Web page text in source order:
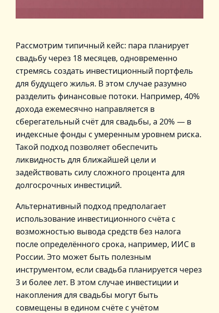
Рассмотрим типичный кейс: пара планирует
свадьбу через 18 месяцев, одновременно
стремясь создать инвестиционный портфель
для будущего жилья. В этом случае разумно
разделить финансовые потоки. Например, 40%
дохода ежемесячно направляется в
сберегательный счёт для свадьбы, а 20% — в
индексные фонды с умеренным уровнем риска.
Такой подход позволяет обеспечить
ликвидность для ближайшей цели и
задействовать силу сложного процента для
долгосрочных инвестиций.
Альтернативный подход предполагает
использование инвестиционного счёта с
возможностью вывода средств без налога
после определённого срока, например, ИИС в
России. Это может быть полезным
инструментом, если свадьба планируется через
3 и более лет. В этом случае инвестиции и
накопления для свадьбы могут быть
совмещены в едином счёте с учётом